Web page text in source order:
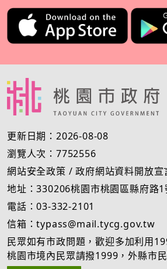
更新日期：2026-08-08
瀏覽人次：7752556
網站安全政策 /政府網站資料開放宣
地址：330206桃園市桃園區縣府路1
電話：03-332-2101
信箱：typass@mail.tycg.gov.tw
民眾如有市政問題，歡迎多加利用
桃園市境內民眾請撥1999，外縣市